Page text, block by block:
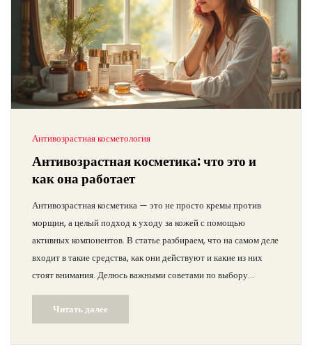
Антивозрастная косметология
Антивозрастная косметика: что это и
как она работает
Антивозрастная косметика — это не просто кремы против
морщин, а целый подход к уходу за кожей с помощью
активных компонентов. В статье разбираем, что на самом деле
входит в такие средства, как они действуют и какие из них
стоят внимания. Делюсь важными советами по выбору
эффективной антивозрастной косметики и рассказываю, как
грамотно построить уход для видимого результата.
Подчеркну реальные рабочие составляющие, развею
популярные мифы и объясню, почему даже дорогой крем не
Читать далее